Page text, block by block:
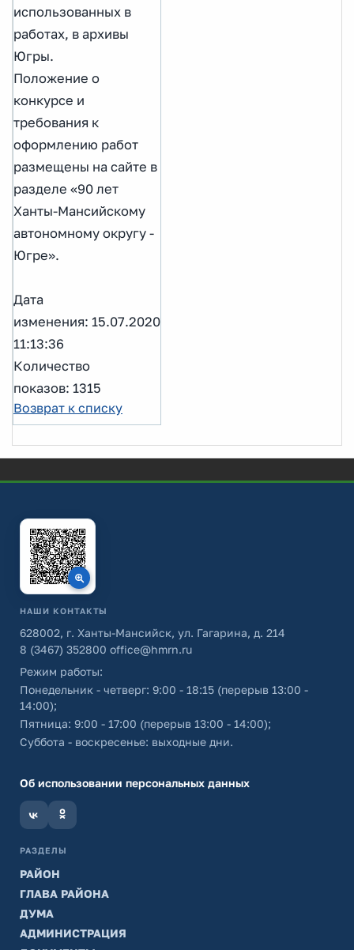
использованных в
работах, в архивы
Югры.
Положение о
конкурсе и
требования к
оформлению работ
размещены на сайте в
разделе «90 лет
Ханты-Мансийскому
автономному округу -
Югре».
Дата
изменения: 15.07.2020
11:13:36
Количество
показов: 1315
Возврат к списку
НАШИ КОНТАКТЫ
628002, г. Ханты-Мансийск, ул. Гагарина, д. 214
8 (3467) 352800 office@hmrn.ru
Режим работы:
Понедельник - четверг: 9:00 - 18:15 (перерыв 13:00 -
14:00);
Пятница: 9:00 - 17:00 (перерыв 13:00 - 14:00);
Суббота - воскресенье: выходные дни.
Об использовании персональных данных
РАЗДЕЛЫ
РАЙОН
ГЛАВА РАЙОНА
ДУМА
АДМИНИСТРАЦИЯ